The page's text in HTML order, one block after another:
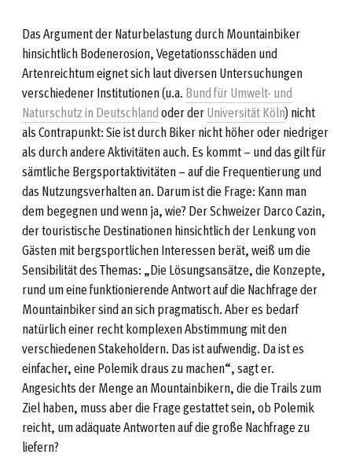
Das Argument der Naturbelastung durch Mountainbiker
hinsichtlich Bodenerosion, Vegetationsschäden und
Artenreichtum eignet sich laut diversen Untersuchungen
verschiedener Institutionen (u.a. Bund für Umwelt- und
Naturschutz in Deutschlandoder derUniversität Köln) nicht
als Contrapunkt: Sie ist durch Biker nicht höher oder niedriger
als durch andere Aktivitäten auch. Es kommt – und das gilt für
sämtliche Bergsportaktivitäten – auf die Frequentierung und
das Nutzungsverhalten an. Darum ist die Frage: Kann man
dem begegnen und wenn ja, wie? Der Schweizer Darco Cazin,
der touristische Destinationen hinsichtlich der Lenkung von
Gästen mit bergsportlichen Interessen berät, weiß um die
Sensibilität des Themas: „Die Lösungsansätze, die Konzepte,
rund um eine funktionierende Antwort auf die Nachfrage der
Mountainbiker sind an sich pragmatisch. Aber es bedarf
natürlich einer recht komplexen Abstimmung mit den
verschiedenen Stakeholdern. Das ist aufwendig. Da ist es
einfacher, eine Polemik draus zu machen“, sagt er.
Angesichts der Menge an Mountainbikern, die die Trails zum
Ziel haben, muss aber die Frage gestattet sein, ob Polemik
reicht, um adäquate Antworten auf die große Nachfrage zu
liefern?